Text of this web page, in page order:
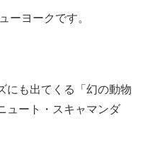
ーヨークです。
にも出てくる「幻の動物
ュート・スキャマンダ